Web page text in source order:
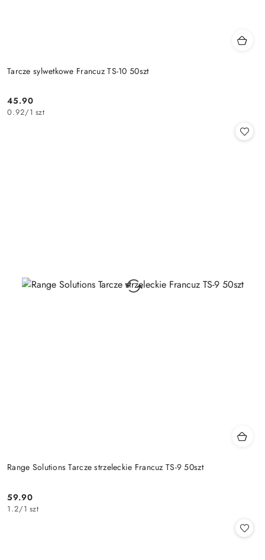
Tarcze sylwetkowe Francuz TS-10 50szt
Cena:
45.90
0.92/1 szt
Range Solutions Tarcze strzeleckie Francuz TS-9 50szt
Cena:
59.90
1.2/1 szt